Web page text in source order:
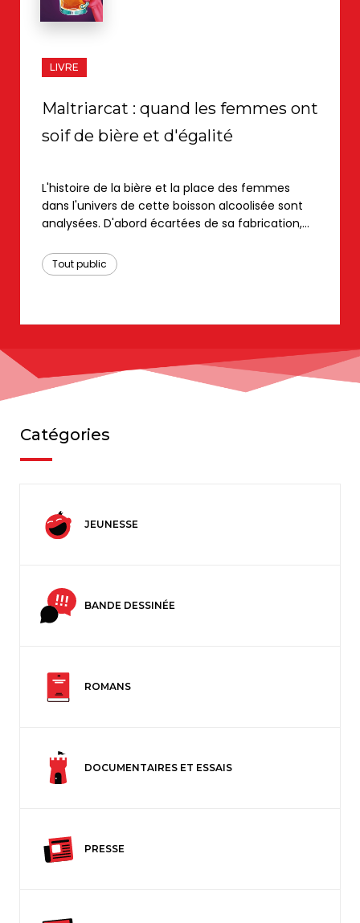
LIVRE
Maltriarcat : quand les femmes ont
soif de bière et d'égalité
L'histoire de la bière et la place des femmes
dans l'univers de cette boisson alcoolisée sont
analysées. D'abord écartées de sa fabrication,
marketing dans des publicités souvent
dégradantes et sexistes ou de cible
l'aspect genré de l'alcool bouleverse les usages.
Tout public
Catégories
JEUNESSE
BANDE DESSINÉE
ROMANS
DOCUMENTAIRES ET ESSAIS
PRESSE